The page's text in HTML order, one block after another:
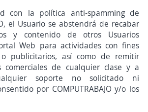
con la política anti-spamming de
el Usuario se abstendrá de recabar
y contenido de otros Usuarios
Web para actividades con fines
o publicitarios, así como de remitir
comerciales de cualquier clase y a
soporte no solicitado ni
por COMPUTRABAJO y/o los